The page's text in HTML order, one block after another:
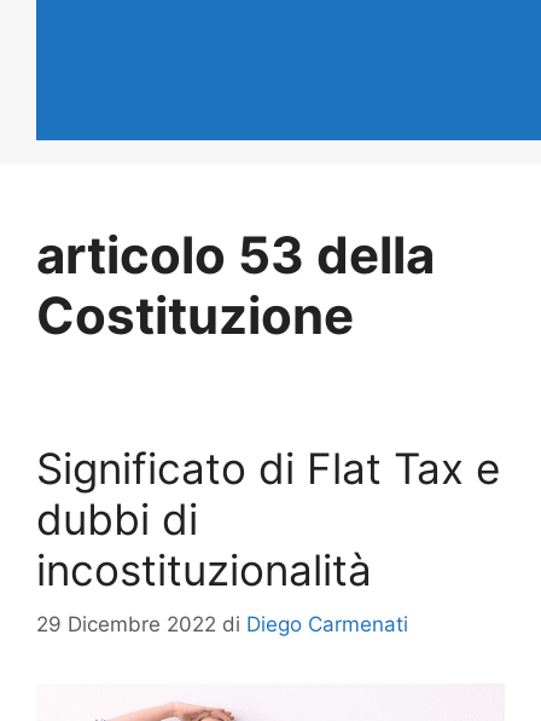
articolo 53 della
Costituzione
Significato di Flat Tax e
dubbi di
incostituzionalità
29 Dicembre 2022 di Diego Carmenati